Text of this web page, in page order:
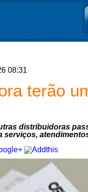
08:31
terão
distribuidoras
serviços,